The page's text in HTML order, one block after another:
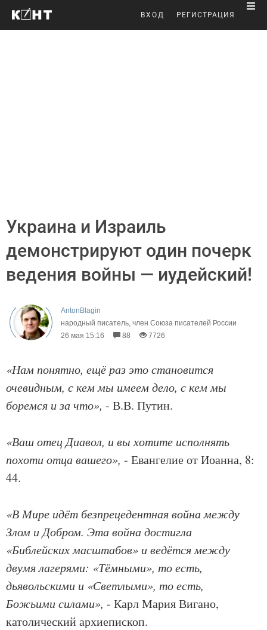
ВХОД РЕГИСТРАЦИЯ
Украина и Израиль
демонстрируют один почерк
ведения войны — иудейский!
AntonBlagin
народный писатель, член Союза писателей России
26 мая 15:16
88 7726
«Нам понятно, ещё раз это становится
очевидным, с кем мы имеем дело, с кем мы
боремся и за что», - В.В. Путин.
«Ваш отец Диавол, и вы хотите исполнять
похоти отца вашего», - Евангелие от Иоанна, 8:
44.
«В Мире идёт безпрецедентная война между
Злом и Добром. Эта война достигла
«Библейских масштабов» и ведётся между
двумя лагерями: «Тёмными», то есть,
дьявольскими и «Светлыми», то есть,
Божьими силами», - Карл Мария Вигано,
католический архиепископ.